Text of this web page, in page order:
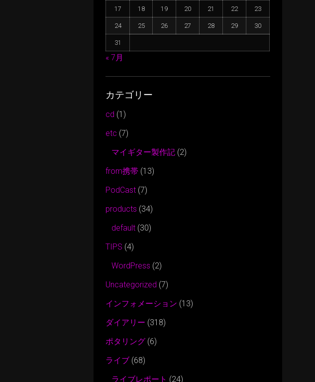
印
キ
17 18 19 20 21 22 23
24 25 26 27 28 29 30
31
« 7月
カテゴリー
cd (1)
etc (7)
マイギター製作記 (2)
from携帯 (13)
PodCast (7)
products (34)
default (30)
TIPS (4)
WordPress (2)
Uncategorized (7)
インフォメーション (13)
ダイアリー (318)
ポタリング (6)
ライブ (68)
ライブレポート (24)